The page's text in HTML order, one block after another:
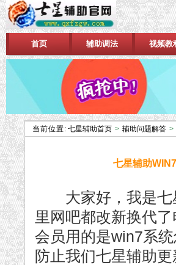
首页 辅助调法 视频教
当前位置: 七星辅助首页 > 辅助问题解答 >
七星辅助
大家好，我是七
里网吧都改新换代
会员用的是win7系
防止我们七星辅助